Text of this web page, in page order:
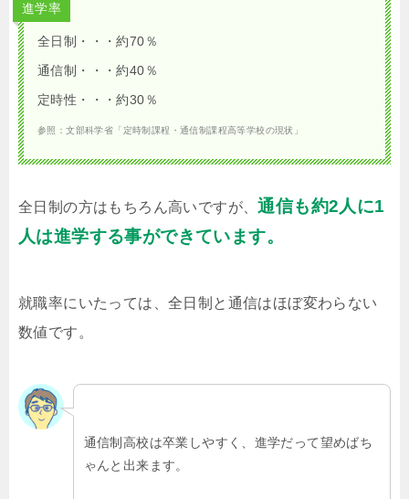
進学率
全日制・・・約70％
通信制・・・約40％
定時性・・・約30％
参照：文部科学省「定時制課程・通信制課程高等学校の現状」
全日制の方はもちろん高いですが、通信も約2人に1
人は進学する事ができています。
就職率にいたっては、全日制と通信はほぼ変わらない
数値です。
通信制高校は卒業しやすく、進学だって望めばち
ゃんと出来ます。